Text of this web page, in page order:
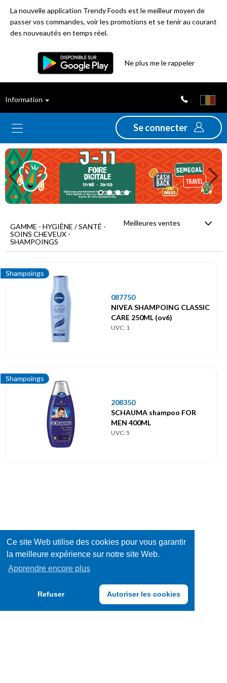
Ce site Web utilise des cookies pour vous garantir
la meilleure expérience sur notre site Web.
Apprendre encore plus
Refuser Autoriser les cookies
La nouvelle application Trendy Foods est le meilleur moyen de
passer vos commandes, voir les promotions et se tenir au courant
des nouveautés en temps réel.
Ne plus me le rappeler
Information
Se connecter
ventes
Nouveautés
Promotions
Déstockage
Menu
principal
/
Santé
Shampoings
Previous
GAMME - HYGIÈNE / SANTÉ -
SOINS CHEVEUX -
SHAMPOINGS
Meilleures ventes
Shampoings
087750
NIVEA SHAMPOING CLASSIC
CARE 250ML (ov6)
UVC: 1
Shampoings
208350
SCHAUMA shampoo FOR
MEN 400ML
UVC: 5